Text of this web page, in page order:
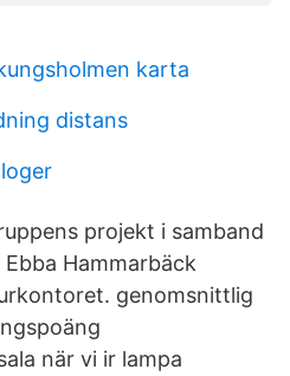
karta
distans
projekt i samband
Hammarbäck
genomsnittlig
när vi ir lampa